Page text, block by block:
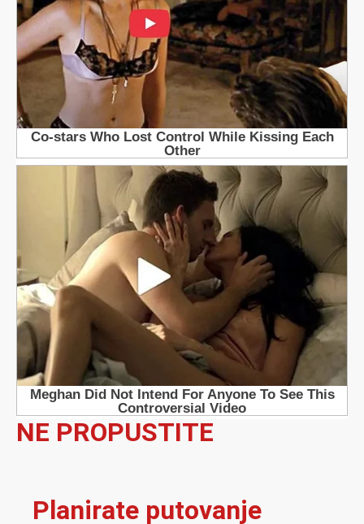
NE PROPUSTITE
Planirate putovanje